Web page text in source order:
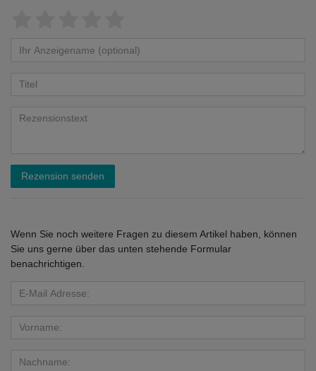
Rezension senden
Wenn Sie noch weitere Fragen zu diesem Artikel haben, können
Sie uns gerne über das unten stehende Formular
benachrichtigen.